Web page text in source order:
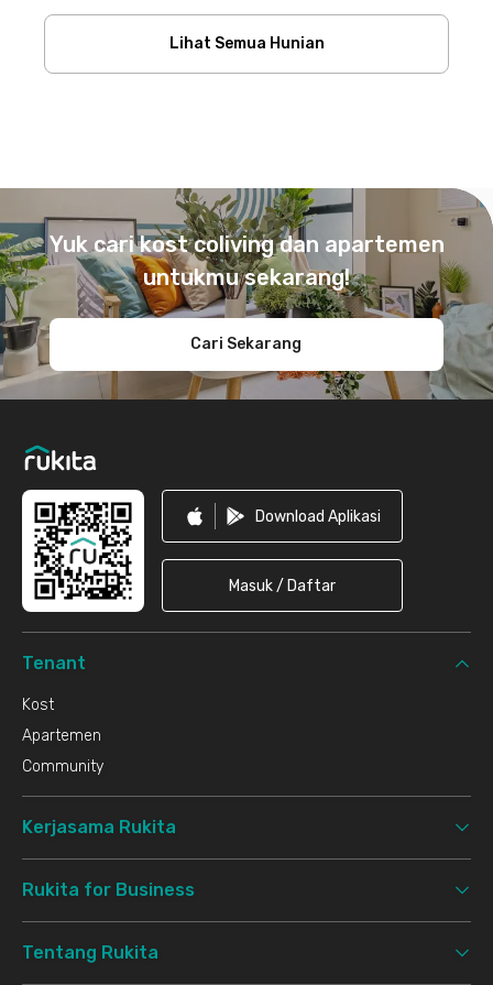
Lihat Semua Hunian
Yuk cari kost coliving dan apartemen
untukmu sekarang!
Cari Sekarang
Download Aplikasi
Masuk / Daftar
Tenant
Kost
Apartemen
Community
Kerjasama Rukita
Rukita for Business
Tentang Rukita